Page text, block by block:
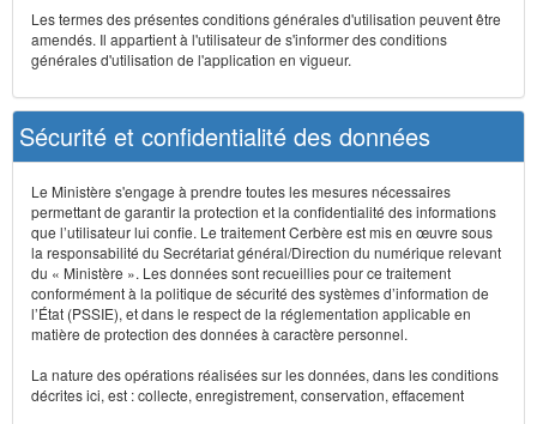
Les termes des présentes conditions générales d'utilisation peuvent être
amendés. Il appartient à l'utilisateur de s'informer des conditions
générales d'utilisation de l'application en vigueur.
Sécurité et confidentialité des données
Le Ministère s'engage à prendre toutes les mesures nécessaires
permettant de garantir la protection et la confidentialité des informations
que l’utilisateur lui confie. Le traitement Cerbère est mis en œuvre sous
la responsabilité du Secrétariat général/Direction du numérique relevant
du « Ministère ». Les données sont recueillies pour ce traitement
conformément à la politique de sécurité des systèmes d’information de
l’État (PSSIE), et dans le respect de la réglementation applicable en
matière de protection des données à caractère personnel.
La nature des opérations réalisées sur les données, dans les conditions
décrites ici, est : collecte, enregistrement, conservation, effacement